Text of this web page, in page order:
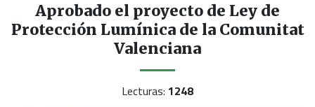
Aprobado el proyecto de Ley de
Protección Lumínica de la Comunitat
Valenciana
Lecturas: 1248